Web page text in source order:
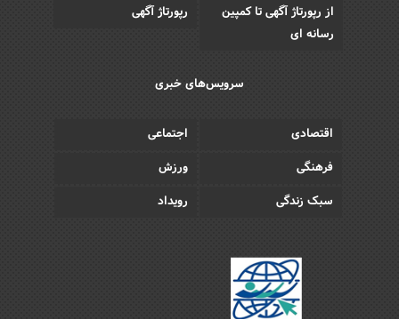
از رپورتاژ آگهی تا کمپین
رسانه ای
رپورتاژ آگهی
سرویس‌های خبری
اقتصادی
اجتماعی
فرهنگی
ورزش
سبک زندگی
رویداد